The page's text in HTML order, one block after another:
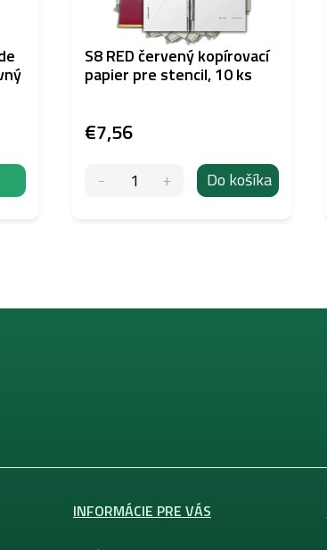
S8 RED červený kopírovací
papier pre stencil, 10 ks
€7,56
Do košíka
INFORMÁCIE PRE VÁS